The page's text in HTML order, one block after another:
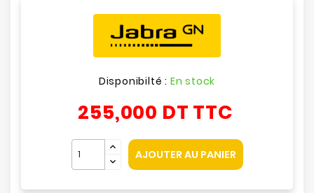
Disponibilté : En stock
255,000 DT TTC
AJOUTER AU PANIER